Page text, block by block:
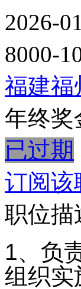
2026-
8000-
福建福
年终奖
已过期
订阅该
职位描
1、负
组织实